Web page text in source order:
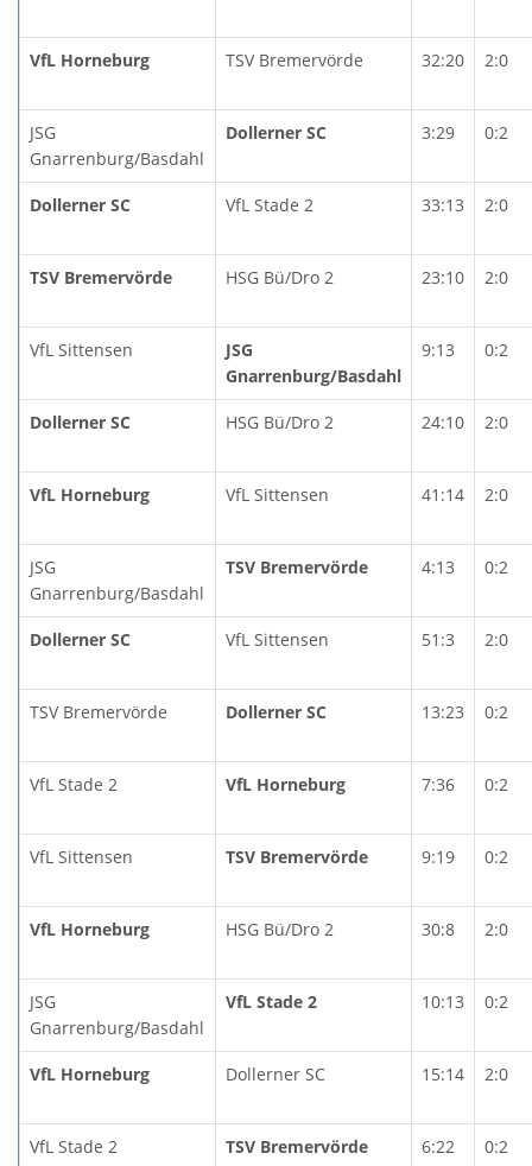
VfL Horneburg TSV Bremervörde 32:20 2:0
JSG
Gnarrenburg/Basdahl
Dollerner SC 3:29 0:2
Dollerner SC VfL Stade 2 33:13 2:0
TSV Bremervörde HSG Bü/Dro 2 23:10 2:0
VfL Sittensen
JSG
Gnarrenburg/Basdahl
9:13 0:2
Dollerner SC HSG Bü/Dro 2 24:10 2:0
VfL Horneburg VfL Sittensen 41:14 2:0
JSG
Gnarrenburg/Basdahl
TSV Bremervörde 4:13 0:2
Dollerner SC VfL Sittensen 51:3 2:0
TSV Bremervörde Dollerner SC 13:23 0:2
VfL Stade 2 VfL Horneburg 7:36 0:2
VfL Sittensen TSV Bremervörde 9:19 0:2
VfL Horneburg HSG Bü/Dro 2 30:8 2:0
JSG
Gnarrenburg/Basdahl
VfL Stade 2 10:13 0:2
VfL Horneburg Dollerner SC 15:14 2:0
VfL Stade 2 TSV Bremervörde 6:22 0:2